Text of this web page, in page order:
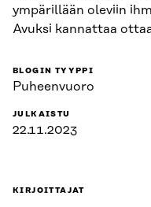
ympärillään oleviin
Avuksi kannattaa
BLOGIN TYYPPI
Puheenvuoro
JULKAISTU
22.11.2023
KIRJOITTAJAT